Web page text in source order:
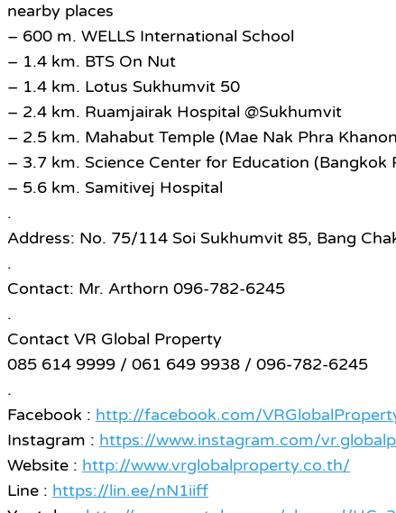
nearby places
– 600 m. WELLS International School
– 1.4 km. BTS On Nut
– 1.4 km. Lotus Sukhumvit 50
– 2.4 km. Ruamjairak Hospital @Sukhumvit
– 2.5 km. Mahabut Temple (Mae Nak Phra
– 3.7 km. Science Center for Education (Bangkok
– 5.6 km. Samitivej Hospital
.
Address: No. 75/114 Soi Sukhumvit 85, Bang
.
Contact: Mr. Arthorn 096-782-6245
.
Contact VR Global Property
085 614 9999 / 061 649 9938 / 096-782-6245
.
Facebook : http://facebook.com/
Instagram : https://www.instagram.com/
Website : http://www.vrglobalproperty.co.th/
Line : https://lin.ee/nN1iiff